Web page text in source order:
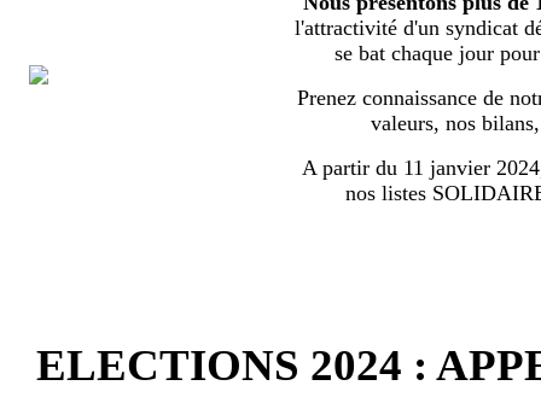
l'attractivité d'un syndicat
se bat chaque jour
Prenez connaissance de
valeurs, nos
A partir du 11 janvier
nos listes
ELECTIONS 2024 :